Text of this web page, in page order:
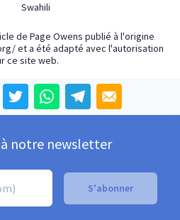
Swahili
de Page Owens publié à l'origine
et a été adapté avec l'autorisation
ce site web.
notre newsletter